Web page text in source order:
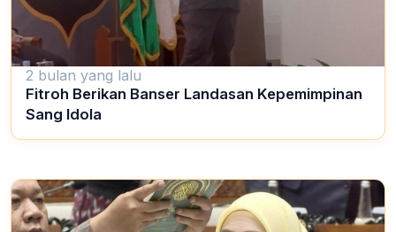
2 bulan yang lalu
Fitroh Berikan Banser Landasan Kepemimpinan
Sang Idola